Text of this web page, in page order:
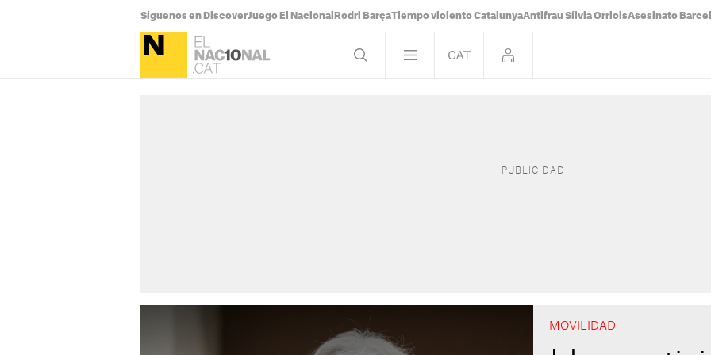
Síguenos en DiscoverJuego El Nacional Rodri BarçaTiempo violento CatalunyaAntifrau Sílvia OrriolsAsesinato
MOVILIDAD